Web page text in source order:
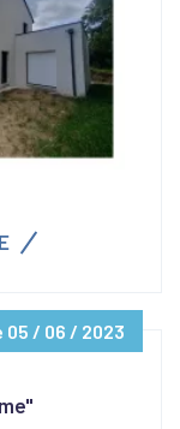
05 / 06 / 2023